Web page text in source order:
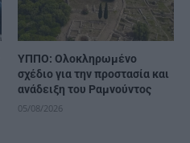
ΥΠΠΟ: Ολοκληρωμένο
σχέδιο για την προστασία και
ανάδειξη του Ραμνούντος
05/08/2026